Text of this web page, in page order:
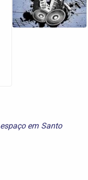
espaço em Santo